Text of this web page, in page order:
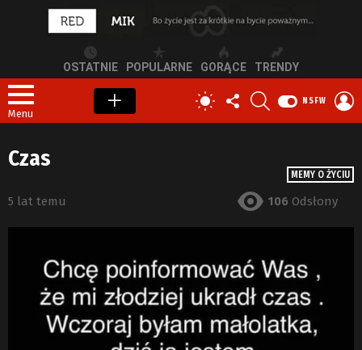
OSTATNIE POPULARNE GORĄCE TRENDY
Menu
PRZEŁĄCZ
SKÓRKĘ
OBSERWUJ
NAS
NSFW
MEMY O ŻYCIU
Czas
5 lat temu 106 Odsłony